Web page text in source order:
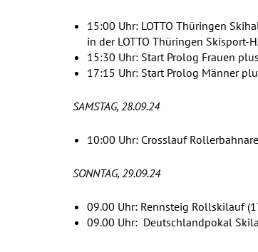
15:00 Uhr: LOTTO Thüringen
in der LOTTO Thüringen Skisport-
15:30 Uhr: Start Prolog Frauen
17:15 Uhr: Start Prolog Männer
SAMSTAG, 28.09.24
10:00 Uhr: Crosslauf
SONNTAG, 29.09.24
09.00 Uhr: Rennsteig Rollskilauf
09.00 Uhr: Deutschlandpokal